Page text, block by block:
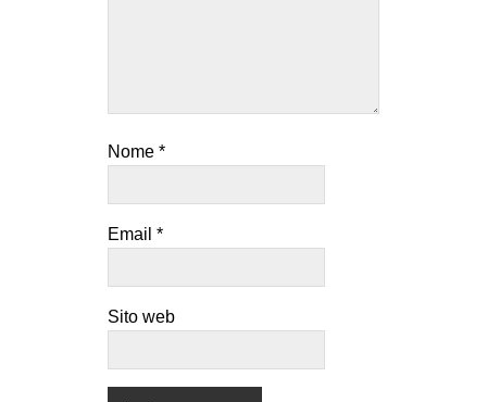
Nome *
Email *
Sito web